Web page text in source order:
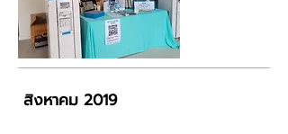
สิงหาคม 2019